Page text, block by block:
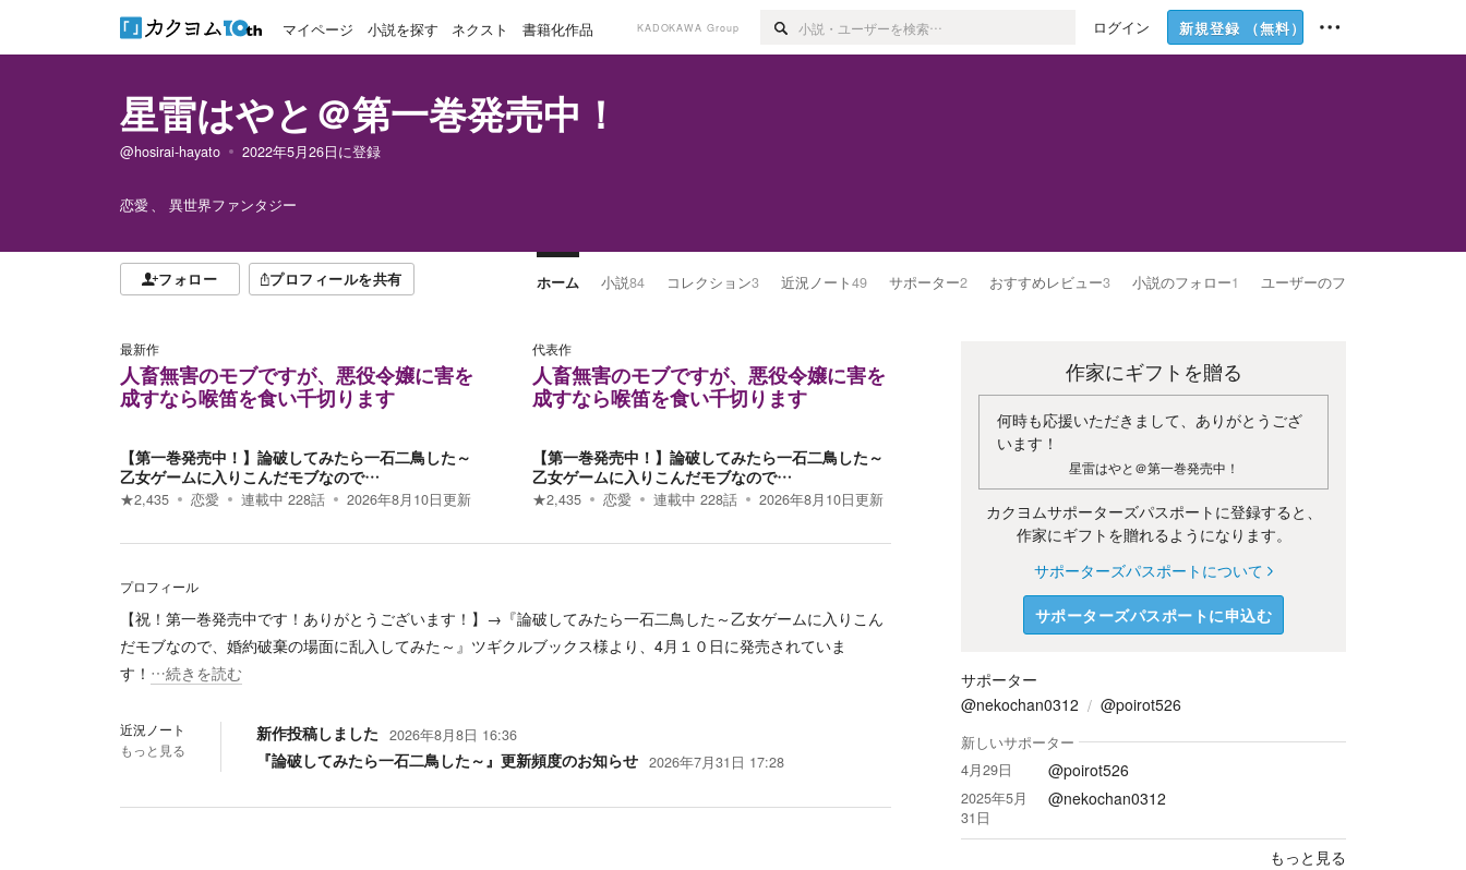
マイページ 小説を探す ネクスト 書籍化作品 KADOKAWA Group ログイン 新規登録 （無料）
星雷はやと＠第一巻発売中！
@hosirai-hayato 2022年5月26日に登録
恋愛 異世界ファンタジー
フォロー プロフィールを共有 ホーム 小説84 コレクション3 近況ノート49 サポーター2 おすすめレビュー3 小説のフォロー1 ユーザーのフォロー
最新作
人畜無害のモブですが、悪役令嬢に害を
成すなら喉笛を食い千切ります
【第一巻発売中！】論破してみたら一石二鳥した～
乙女ゲームに入りこんだモブなので…
★2,435 恋愛 連載中 228話 2026年8月10日更新
代表作
人畜無害のモブですが、悪役令嬢に害を
成すなら喉笛を食い千切ります
【第一巻発売中！】論破してみたら一石二鳥した～
乙女ゲームに入りこんだモブなので…
★2,435 恋愛 連載中 228話 2026年8月10日更新
プロフィール
【祝！第一巻発売中です！ありがとうございます！】→『論破してみたら一石二鳥した～乙女ゲームに入りこん
だモブなので、婚約破棄の場面に乱入してみた～』ツギクルブックス様より、4月１０日に発売されていま
す！ …続きを読む
近況ノート
もっと見る
新作投稿しました 2026年8月8日 16:36
『論破してみたら一石二鳥した～』更新頻度のお知らせ 2026年7月31日 17:28
作家にギフトを贈る
何時も応援いただきまして、ありがとうござ
います！
星雷はやと＠第一巻発売中！
カクヨムサポーターズパスポートに登録すると、
作家にギフトを贈れるようになります。
サポーターズパスポートについて
サポーターズパスポートに申込む
サポーター
@nekochan0312
@poirot526
新しいサポーター
4月29日
@poirot526
2025年5月
31日
@nekochan0312
もっと見る